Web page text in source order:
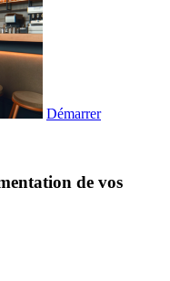
Démarrer
de vos